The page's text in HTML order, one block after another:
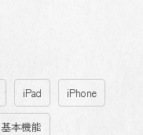
iPad iPhone
本機能